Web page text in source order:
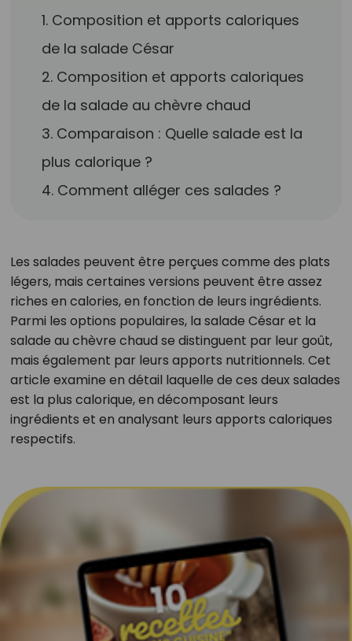
1. Composition et apports caloriques
de la salade César
2. Composition et apports caloriques
de la salade au chèvre chaud
3. Comparaison : Quelle salade est la
plus calorique ?
4. Comment alléger ces salades ?
Les salades peuvent être perçues comme des plats
légers, mais certaines versions peuvent être assez
riches en calories, en fonction de leurs ingrédients.
Parmi les options populaires, la salade César et la
salade au chèvre chaud se distinguent par leur goût,
mais également par leurs apports nutritionnels. Cet
article examine en détail laquelle de ces deux salades
est la plus calorique, en décomposant leurs
ingrédients et en analysant leurs apports caloriques
respectifs.